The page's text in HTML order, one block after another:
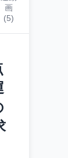
画
(5)